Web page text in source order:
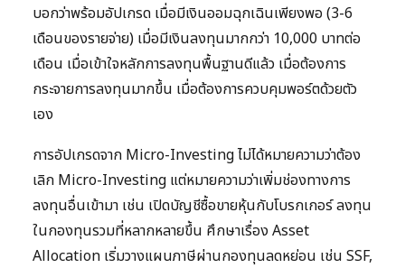
บอกว่าพร้อมอัปเกรด เมื่อมีเงินออมฉุกเฉินเพียงพอ (3-6
เดือนของรายจ่าย) เมื่อมีเงินลงทุนมากกว่า 10,000 บาทต่อ
เดือน เมื่อเข้าใจหลักการลงทุนพื้นฐานดีแล้ว เมื่อต้องการ
กระจายการลงทุนมากขึ้น เมื่อต้องการควบคุมพอร์ตด้วยตัว
เอง
การอัปเกรดจาก Micro-Investing ไม่ได้หมายความว่าต้อง
เลิก Micro-Investing แต่หมายความว่าเพิ่มช่องทางการ
ลงทุนอื่นเข้ามา เช่น เปิดบัญชีซื้อขายหุ้นกับโบรกเกอร์ ลงทุน
ในกองทุนรวมที่หลากหลายขึ้น ศึกษาเรื่อง Asset
Allocation เริ่มวางแผนภาษีผ่านกองทุนลดหย่อน เช่น SSF,